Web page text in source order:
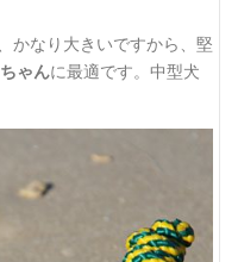
かなり大きいですから、堅
ゃんに最適です。中型犬